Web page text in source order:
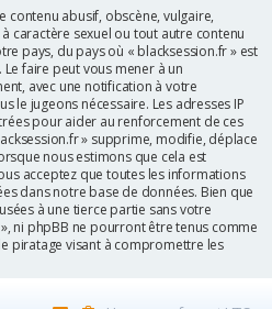
contenu abusif, obscène, vulgaire,
caractère sexuel ou tout autre contenu
pays, du pays où « blacksession.fr » est
faire peut vous mener à un
avec une notification à votre
le jugeons nécessaire. Les adresses IP
pour aider au renforcement de ces
» supprime, modifie, déplace
nous estimons que cela est
acceptez que toutes les informations
dans notre base de données. Bien que
à une tierce partie sans votre
ni phpBB ne pourront être tenus comme
piratage visant à compromettre les